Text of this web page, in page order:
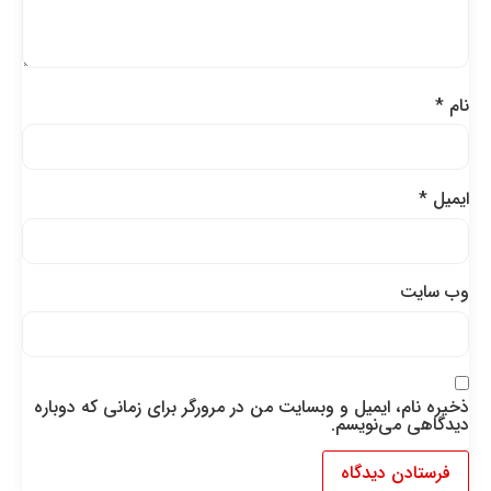
نام *
ایمیل *
وب‌ سایت
ذخیره نام، ایمیل و وبسایت من در مرورگر برای زمانی که دوباره
دیدگاهی می‌نویسم.